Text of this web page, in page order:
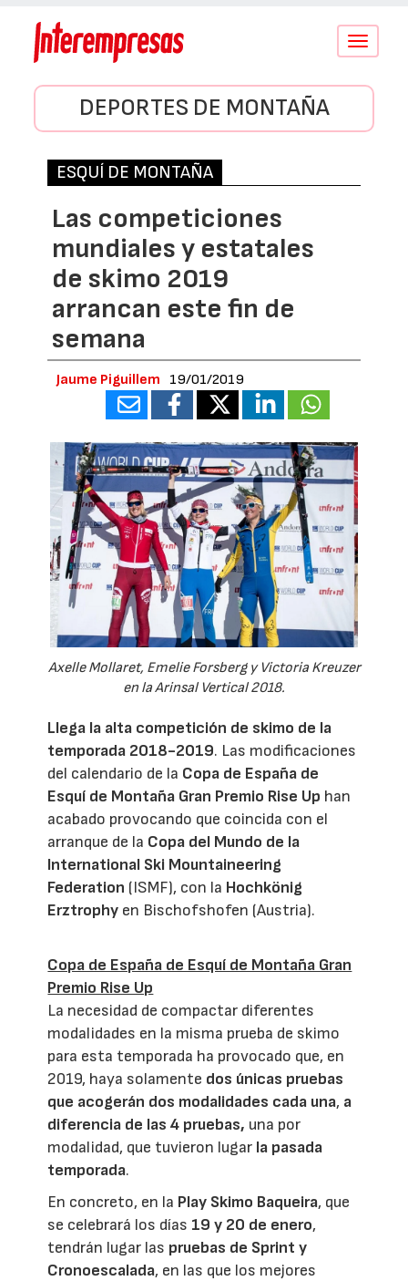
Conmutar
DEPORTES DE MONTAÑA
ESQUÍ DE MONTAÑA
Las competiciones
mundiales y estatales
de skimo 2019
arrancan este fin de
semana
Jaume Piguillem 19/01/2019
Axelle Mollaret, Emelie Forsberg y Victoria Kreuzer
en la Arinsal Vertical 2018.
Llega la alta competición de skimo de la
temporada 2018-2019. Las modificaciones
del calendario de la Copa de España de
Esquí de Montaña Gran Premio Rise Up han
acabado provocando que coincida con el
arranque de la Copa del Mundo de la
International Ski Mountaineering
Federation (ISMF), con la Hochkönig
Erztrophy en Bischofshofen (Austria).
Copa de España de Esquí de Montaña Gran
Premio Rise Up
La necesidad de compactar diferentes
modalidades en la misma prueba de skimo
para esta temporada ha provocado que, en
2019, haya solamente dos únicas pruebas
que acogerán dos modalidades cada una, a
diferencia de las 4 pruebas, una por
modalidad, que tuvieron lugar la pasada
temporada.
En concreto, en la Play Skimo Baqueira, que
se celebrará los días 19 y 20 de enero,
tendrán lugar las pruebas de Sprint y
Cronoescalada, en las que los mejores